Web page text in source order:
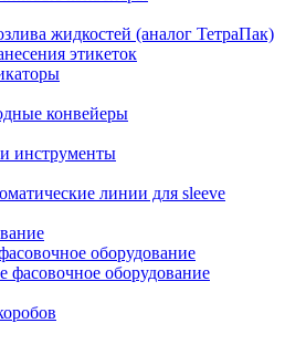
жидкостей (аналог ТетраПак)
этикеток
конвейеры
инструменты
линии для sleeve
оборудование
фасовочное оборудование